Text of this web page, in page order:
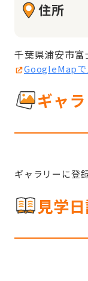
住所
千葉県浦安市富
GoogleMapで
ギャ
ギャラリーに登
見学